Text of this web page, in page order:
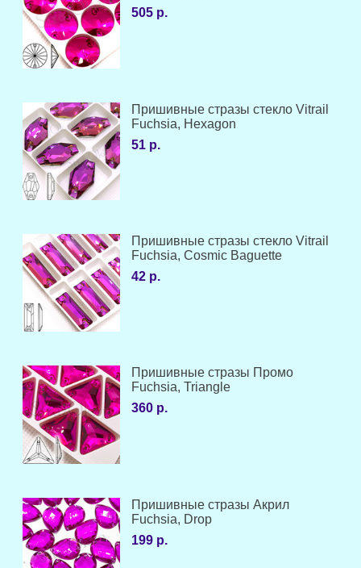
505 р.
Пришивные стразы стекло Vitrail
Fuchsia, Hexagon
51 р.
Пришивные стразы стекло Vitrail
Fuchsia, Cosmic Baguette
42 р.
Пришивные стразы Промо
Fuchsia, Triangle
360 р.
Пришивные стразы Акрил
Fuchsia, Drop
199 р.